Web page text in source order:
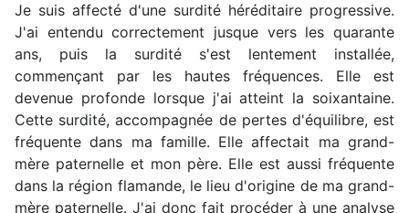
Je suis affecté d'une surdité héréditaire progressive.
J'ai entendu correctement jusque vers les quarante
ans, puis la surdité s'est lentement installée,
commençant par les hautes fréquences. Elle est
devenue profonde lorsque j'ai atteint la soixantaine.
Cette surdité, accompagnée de pertes d'équilibre, est
fréquente dans ma famille. Elle affectait ma grand-
mère paternelle et mon père. Elle est aussi fréquente
dans la région flamande, le lieu d'origine de ma grand-
mère paternelle. J'ai donc fait procéder à une analyse